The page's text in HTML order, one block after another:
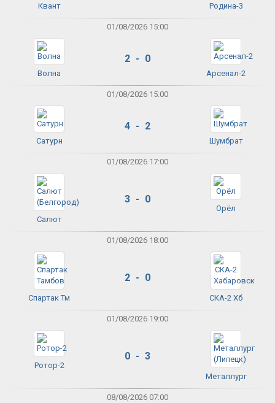
Квант Родина-3
01/08/2026 15:00
Волна
2 - 0
Арсенал-2
01/08/2026 15:00
Сатурн
4 - 2
Шумбрат
01/08/2026 17:00
Салют
3 - 0
Орёл
01/08/2026 18:00
Спартак Тм
2 - 0
СКА-2 Хб
01/08/2026 19:00
Ротор-2
0 - 3
Металлург
08/08/2026 07:00